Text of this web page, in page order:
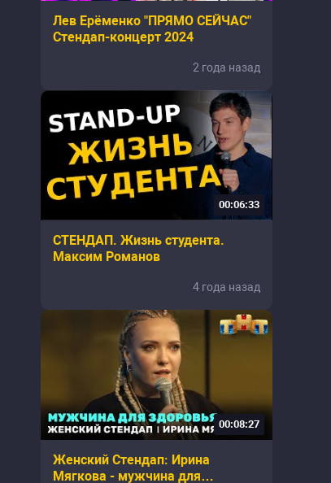
Лев Ерёменко "ПРЯМО СЕЙЧАС"
Стендап-концерт 2024
2 года назад
00:06:33
СТЕНДАП. Жизнь студента.
Максим Романов
4 года назад
00:08:27
Женский Стендап: Ирина
Мягкова - мужчина для